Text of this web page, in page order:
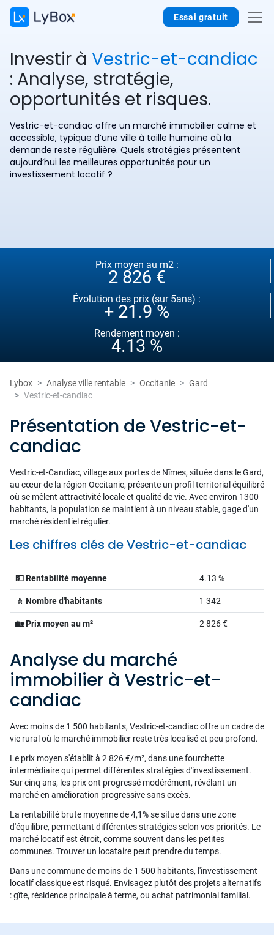
Essai gratuit
Investir à Vestric-et-candiac
: Analyse, stratégie,
opportunités et risques.
Vestric-et-candiac offre un marché immobilier calme et
accessible, typique d’une ville à taille humaine où la
demande reste régulière. Quels stratégies présentent
aujourd’hui les meilleures opportunités pour un
investissement locatif ?
Prix moyen au m2 :
2 826 €
Évolution des prix (sur 5ans) :
+ 21.9 %
Rendement moyen :
4.13 %
Lybox Analyse ville rentable Occitanie
Gard
Vestric-et-candiac
Présentation de Vestric-et-
candiac
Vestric-et-Candiac, village aux portes de Nîmes, située dans le Gard,
au cœur de la région Occitanie, présente un profil territorial équilibré
où se mêlent attractivité locale et qualité de vie. Avec environ 1300
habitants, la population se maintient à un niveau stable, gage d'un
marché résidentiel régulier.
Les chiffres clés de Vestric-et-candiac
💵 Rentabilité moyenne 4.13 %
🚶 Nombre d'habitants 1 342
🏡 Prix moyen au m² 2 826 €
Analyse du marché
immobilier à Vestric-et-
candiac
Avec moins de 1 500 habitants, Vestric-et-candiac offre un cadre de
vie rural où le marché immobilier reste très localisé et peu profond.
Le prix moyen s'établit à 2 826 €/m², dans une fourchette
intermédiaire qui permet différentes stratégies d'investissement.
Sur cinq ans, les prix ont progressé modérément, révélant un
marché en amélioration progressive sans excès.
La rentabilité brute moyenne de 4,1% se situe dans une zone
d'équilibre, permettant différentes stratégies selon vos priorités. Le
marché locatif est étroit, comme souvent dans les petites
communes. Trouver un locataire peut prendre du temps.
Dans une commune de moins de 1 500 habitants, l'investissement
locatif classique est risqué. Envisagez plutôt des projets alternatifs
: gîte, résidence principale à terme, ou achat patrimonial familial.